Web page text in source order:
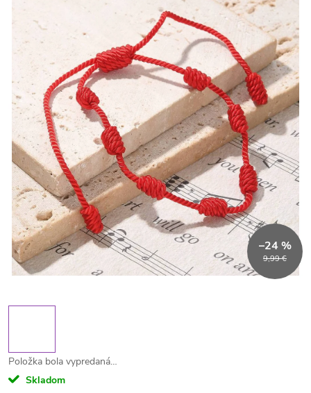
9,99 €
–24 %
Položka bola vypredaná…
Skladom